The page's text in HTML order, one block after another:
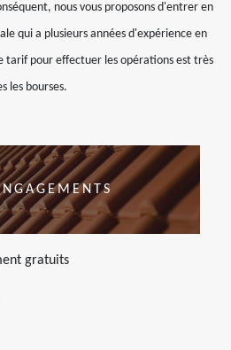
nous vous proposons d'entrer en
qui a plusieurs années d'expérience en
tarif pour effectuer les opérations est très
les bourses.
gratuits